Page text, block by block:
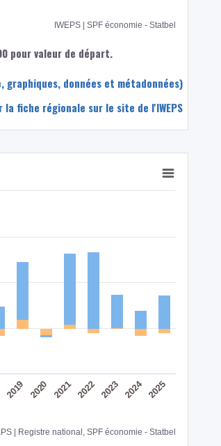
IWEPS | SPF économie - Statbel
pour valeur de départ.
données et métadonnées)
la fiche régionale sur le site de l'IWEPS
2019 2020 2021 2022 2023 2024 2025
| Registre national, SPF économie - Statbel